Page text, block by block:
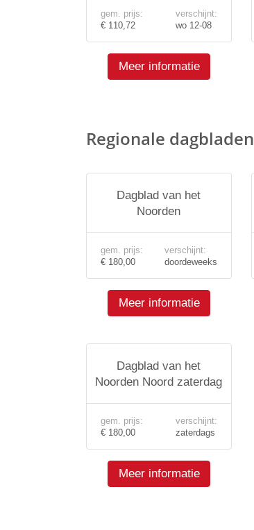
gem. prijs:
€ 110,72
verschijnt:
wo 12-08
Meer informatie
Regionale dagbladen
Dagblad van het
Noorden
gem. prijs:
€ 180,00
verschijnt:
doordeweeks
Meer informatie
Dagblad van het
Noorden Noord zaterdag
gem. prijs:
€ 180,00
verschijnt:
zaterdags
Meer informatie